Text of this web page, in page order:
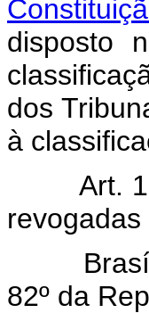
disposto
dos
à
Art.
Brasília,
82º da